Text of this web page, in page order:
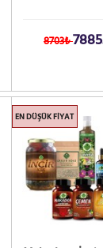
8703₺
EN DÜŞÜK FIYAT